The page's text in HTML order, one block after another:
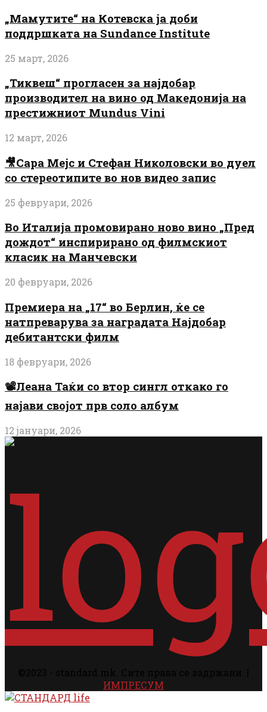
„Мамутите“ на Котевска ја доби
поддршката на Sundance Institute
25 март, 2026
„Тиквеш“ прогласен за најдобар
производител на вино од Македонија на
престижниот Mundus Vini
12 март, 2026
🎥Сара Мејс и Стефан Николовски во дуел
со стереотипите во нов видео запис
25 февруари, 2026
Во Италија промовирано ново вино „Пред
дождот“ инспирирано од филмскиот
класик на Манчевски
20 февруари, 2026
Премиера на „17“ во Берлин, ќе се
натпреварува за наградата Најдобар
дебитантски филм
18 февруари, 2026
📽️Леана Таќи со втор сингл откако го
најави својот прв соло албум
12 јануари, 2026
ИМПРЕСУМ
Facebook
Instagram
Email
Rss